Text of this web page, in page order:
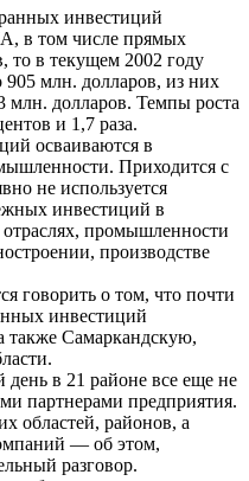
инвестиций
в том числе прямых
в текущем 2002 году
905 млн. долларов, из них
долларов. Темпы роста
и 1,7 раза.
осваиваются в
Приходится с
не используется
инвестиций в
отраслях, промышленности
производстве
говорить о том, что почти
инвестиций
также Самаркандскую,
день в 21 районе все еще не
партнерами предприятия.
областей, районов, а
— об этом,
разговор.